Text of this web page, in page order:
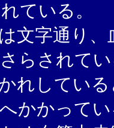
ている。
文字通り
らされて
れしてい
かかって